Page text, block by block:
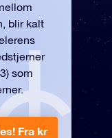
blir kalt
som
Fra kr